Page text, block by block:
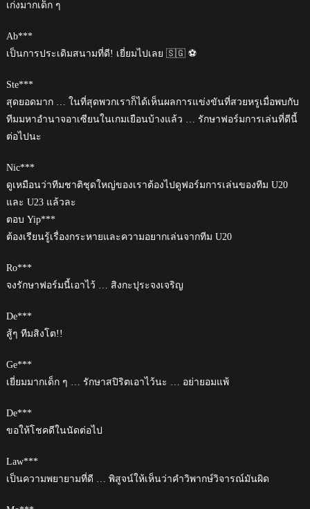
เก่งมากเด็ก ๆ
Ab***
เป็นการประเดิมสนามที่ดี! เยี่ยมไปเลย 🇸🇬 ⚽️
Ste***
สุดยอดมาก … ในที่สุดพวกเราก็ได้เห็นผลการแข่งขันที่สวยหรูเมื่อพบกับ
ทีมมหาอำนาจอาเซียนในเกมเยือนบ้างแล้ว … รักษาฟอร์มการเล่นที่ดีนี้
ต่อไปนะ
Nic***
ดูเหมือนว่าทีมชาติชุดใหญ่ของเราต้องไปดูฟอร์มการเล่นของทีม U20
และ U23 แล้วละ
ตอบ Yip***
ต้องเรียนรู้เรื่องกระหายและความอยากเล่นจากทีม U20
Ro***
จงรักษาฟอร์มนี้เอาไว้ … สิงกะปุระจงเจริญ
De***
สู้ๆ ทีมสิงโต!!
Ge***
เยี่ยมมากเด็ก ๆ … รักษาสปิริตเอาไว้นะ … อย่ายอมแพ้
De***
ขอให้โชคดีในนัดต่อไป
Law***
เป็นความพยายามที่ดี … พิสูจน์ให้เห็นว่าคำวิพากษ์วิจารณ์มันผิด